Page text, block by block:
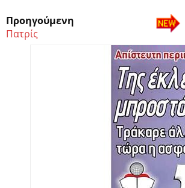
Προηγούμενη
Πατρίς